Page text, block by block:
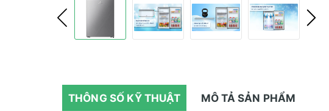
THÔNG SỐ KỸ THUẬT MÔ TẢ SẢN PHẨM